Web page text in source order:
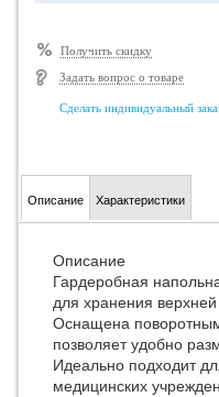
Получить скидку
Задать вопрос о товаре
Сделать индивидуальный
Описание Характеристики
Описание
Гардеробная
для хранения
Оснащена
позволяет удобно
Идеально подходит
медицинских